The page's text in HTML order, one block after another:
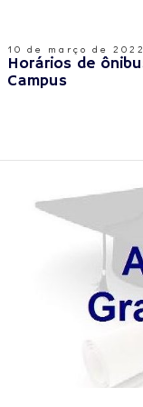
10 de março de 2022
Horários de
Campus